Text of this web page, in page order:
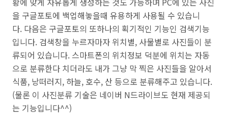
을 구글포토에 백업해놓을때 유용하게 사용될 수 있습니
다. 다음은 구글포토의 또하나의 획기적인 기능인 검색기능
입니다. 검색창을 누르자마자 위치별, 사물별로 사진들이 분
류되어 있습니다. 스마트폰의 위치정보 덕분에 위치는 자동
으로 분류한다 치더라도 내가 그냥 막 찍은 사진들을 알아서
식품, 낭떠러지, 하늘, 호수, 산 등으로 분류해주고 있습니다.
(물론 이 사진분류 기술은 네이버 N드라이브도 현재 제공되
는 기능입니다^^)